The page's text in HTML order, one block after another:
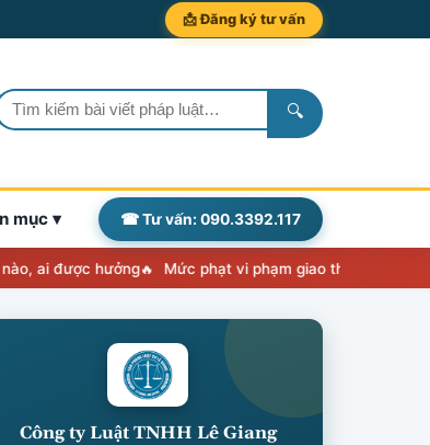
📩 Đăng ký tư vấn
🔍
mục ▾ ☎ Tư vấn: 090.3392.117
hưởng Mức phạt vi phạm giao thông 2026: Nghị định
Công ty Luật TNHH Lê Giang